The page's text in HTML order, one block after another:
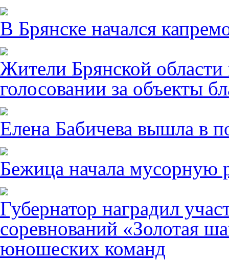
В Брянске начался
Жители Брянской области
голосовании за объекты
Елена Бабичева вышла в
Бежица начала мусорную
Губернатор наградил
соревнований «Золотая
юношеских команд